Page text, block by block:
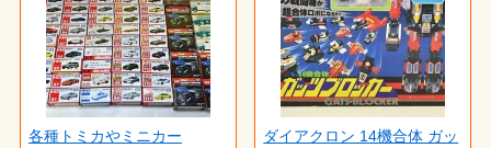
各種トミカやミニカー
ダイアクロン 14機合体 ガッ